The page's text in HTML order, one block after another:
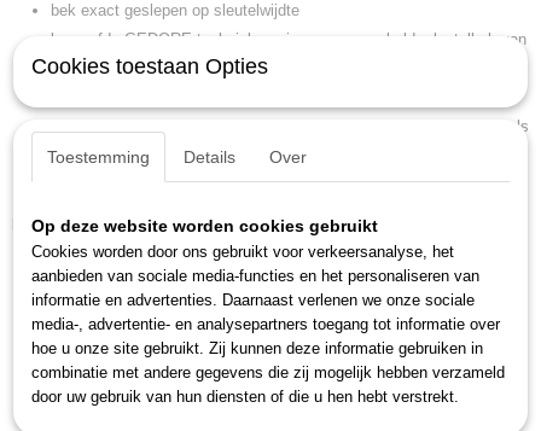
bek exact geslepen op sleutelwijdte
beproefde GEDORE-techniek opnieuw samengebald: sleutelbek van
de klassieker nr. 6, stabiele, geprofileerde schacht van de nr. 7 en
met adapter 7 RA of 7 RB (afzonderlijk bestellen) kan de 7 R ook als
(bit-)ratel worden gebruikt
Patent voor Europa aangemeld
Kenmerken
gewicht: 0,101 kg
sleutelwijdte: 14 mm
kopbreedte (b b1 n w3): 28,2 mm
kopbreedte (b2): 31,8 mm
kophoogte (a a1 b h l2 t): 9,4 mm
kophoogte (a2): 4,9 mm
Cookies toestaan Opties
Toestemming Details Over
Op deze website worden cookies gebruikt
Cookies worden door ons gebruikt voor verkeersanalyse, het
aanbieden van sociale media-functies en het personaliseren van
informatie en advertenties. Daarnaast verlenen we onze sociale
media-, advertentie- en analysepartners toegang tot informatie over
hoe u onze site gebruikt. Zij kunnen deze informatie gebruiken in
combinatie met andere gegevens die zij mogelijk hebben verzameld
door uw gebruik van hun diensten of die u hen hebt verstrekt.